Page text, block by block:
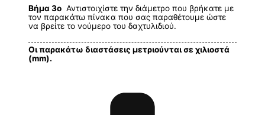
Βήμα 3ο Αντιστοιχίστε την διάμετρο που βρήκατε με
τον παρακάτω πίνακα που σας παραθέτουμε ώστε
να βρείτε το νούμερο του δαχτυλιδιού.
Οι παρακάτω διαστάσεις μετριούνται σε χιλιοστά
(mm).